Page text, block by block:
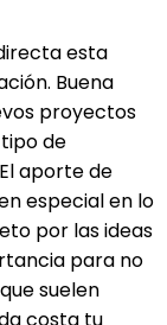
esta
Buena
proyectos
de
aporte de
especial en lo
por las ideas
para no
suelen